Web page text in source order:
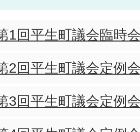
1回平生町議会臨時
2回平生町議会定例
3回平生町議会定例